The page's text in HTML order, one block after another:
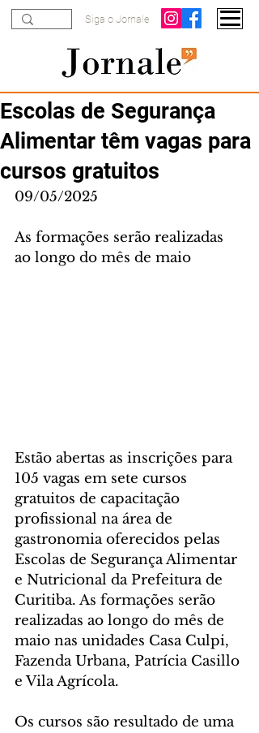
Siga o Jornale
Escolas de Segurança
Alimentar têm vagas para
cursos gratuitos
09/05/2025
As formações serão realizadas
ao longo do mês de maio
Estão abertas as inscrições para
105 vagas em sete cursos
gratuitos de capacitação
profissional na área de
gastronomia oferecidos pelas
Escolas de Segurança Alimentar
e Nutricional da Prefeitura de
Curitiba. As formações serão
realizadas ao longo do mês de
maio nas unidades Casa Culpi,
Fazenda Urbana, Patrícia Casillo
e Vila Agrícola.
Os cursos são resultado de uma